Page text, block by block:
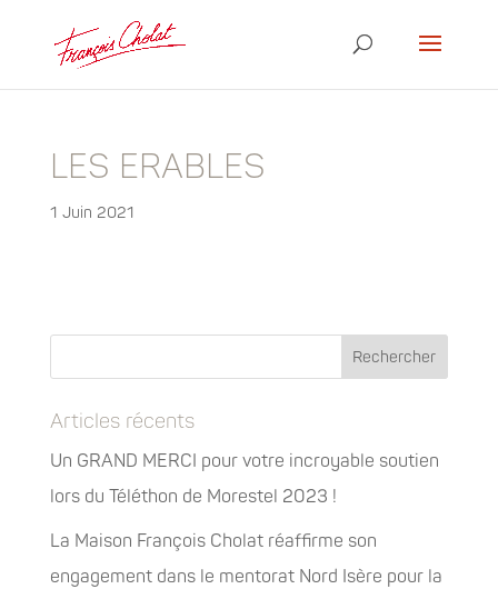
LES ERABLES
1 Juin 2021
Articles récents
Un GRAND MERCI pour votre incroyable soutien
lors du Téléthon de Morestel 2023 !
La Maison François Cholat réaffirme son
engagement dans le mentorat Nord Isère pour la